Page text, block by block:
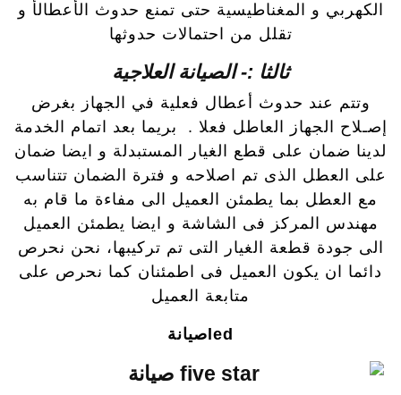
الكهربي و المغناطيسية حتى تمنع حدوث الأعطالأ و
تقلل من احتمالات حدوثها
ثالثا :- الصيانة العلاجية
وتتم عند حدوث أعطال فعلية في الجهاز بغرض
إصـلاح الجهاز العاطل فعلا . بريما بعد اتمام الخدمة
لدينا ضمان على قطع الغيار المستبدلة و ايضا ضمان
على العطل الذى تم اصلاحه و فترة الضمان تتناسب
مع العطل بما يطمئن العميل الى مفاءة ما قام به
مهندس المركز فى الشاشة و ايضا يطمئن العميل
الى جودة قطعة الغيار التى تم تركيبها، نحن نحرص
دائما ان يكون العميل فى اطمئنان كما نحرص على
متابعة العميل
ledصيانة